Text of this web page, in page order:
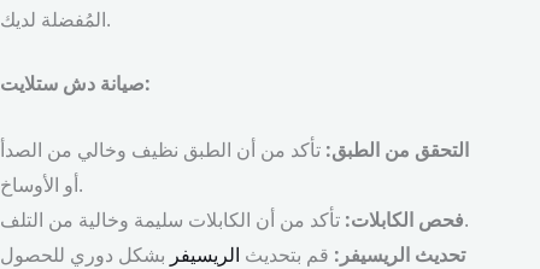
المُفضلة لديك.
صيانة دش ستلايت:
التحقق من الطبق: تأكد من أن الطبق نظيف وخالي من الصدأ
أو الأوساخ.
فحص الكابلات:تأكد من أن الكابلات سليمة وخالية من التلف.
تحديث الريسيفر: قم بتحديث الريسيفر بشكل دوري للحصول